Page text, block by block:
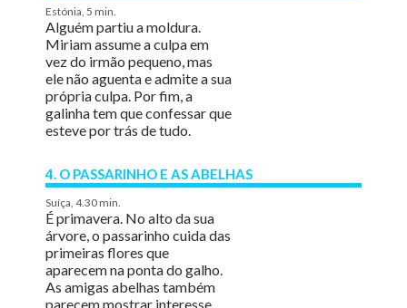
Estónia, 5 min.
Alguém partiu a moldura.
Miriam assume a culpa em
vez do irmão pequeno, mas
ele não aguenta e admite a sua
própria culpa. Por fim, a
galinha tem que confessar que
esteve por trás de tudo.
4. O PASSARINHO E AS ABELHAS
Suíça, 4.30 min.
É primavera. No alto da sua
árvore, o passarinho cuida das
primeiras flores que
aparecem na ponta do galho.
As amigas abelhas também
parecem mostrar interesse,